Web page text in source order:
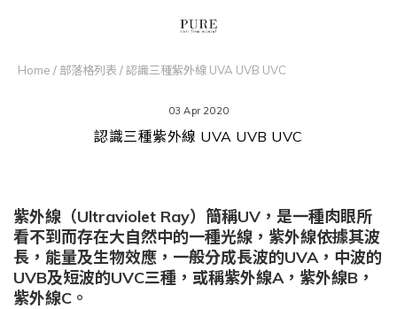
Home / 部落格列表 /認識三種紫外線 UVA UVB UVC
03 Apr 2020
認識三種紫外線 UVA UVB UVC
紫外線（Ultraviolet Ray）簡稱UV，是一種肉眼所
看不到而存在大自然中的一種光線，紫外線依據其波
長，能量及生物效應，一般分成長波的UVA，中波的
UVB及短波的UVC三種，或稱紫外線A，紫外線B，
紫外線C。